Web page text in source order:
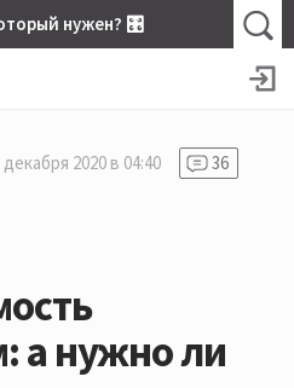
нужен? 🎛
декабря 2020 в 04:40
36
а нужно ли